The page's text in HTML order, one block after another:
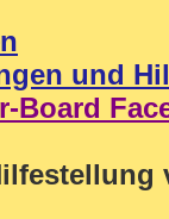
und
Board